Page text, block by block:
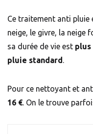
Ce traitement anti
neige, le givre, la neige
sa durée de vie est
pluie standard.
Pour ce nettoyant et
16 €. On le trouve